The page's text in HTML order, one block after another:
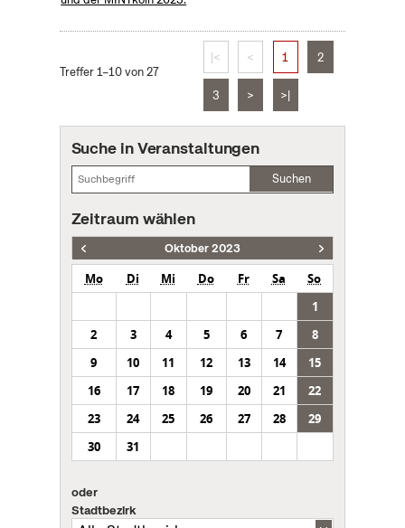
Treffer 1–10 von 27
|< < 1 2
3 > >|
Suche in Veranstaltungen
Suchen
Zeitraum wählen
Oktober 2023
Mo Di Mi Do Fr Sa
So
1
2
3 4 5 6 7
8
9
10 11 12 13 14
15
16
17 18 19 20 21
22
23
24 25 26 27 28
29
30
31
oder
Stadtbezirk